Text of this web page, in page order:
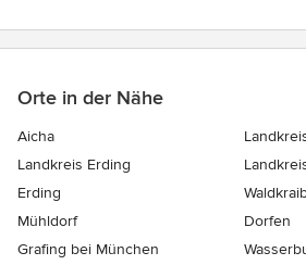
Orte in der Nähe
Aicha
Landkreis Erding
Erding
Mühldorf
Dorfen
Grafing bei München